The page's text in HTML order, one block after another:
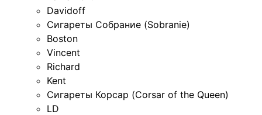
Davidoff
Сигареты Собрание (Sobranie)
Boston
Vincent
Richard
Kent
Сигареты Корсар (Corsar of the Queen)
LD